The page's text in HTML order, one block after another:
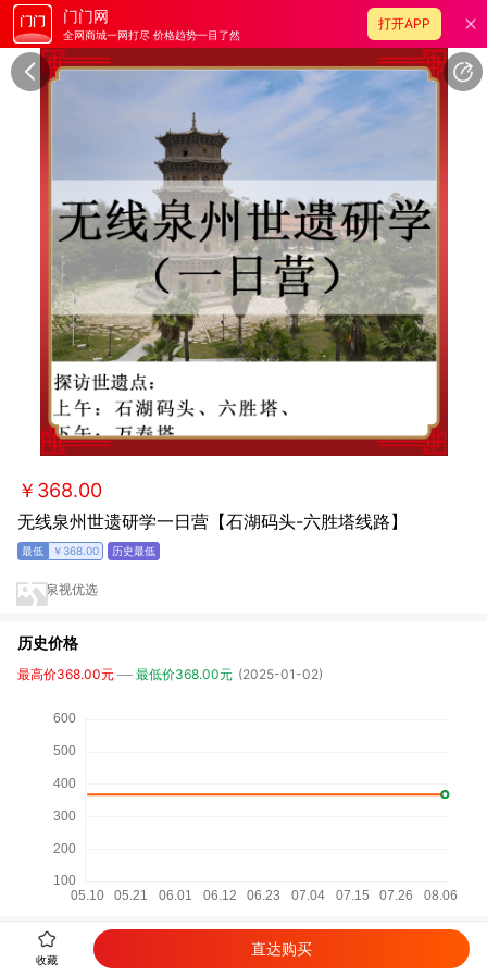
门门网
全网商城一网打尽 价格趋势一目了然
打开APP
￥368.00
无线泉州世遗研学一日营【石湖码头-六胜塔线路】
￥368.00
泉视优选
历史价格
最高价368.00元 最低价368.00元 (2025-01-02)
详细参数
收藏
直达购买